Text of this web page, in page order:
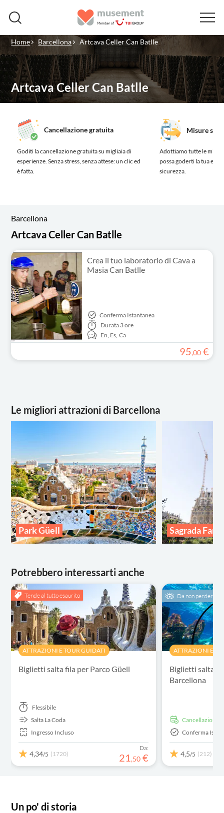
Home Barcellona Artcava Celler Can Batlle
Artcava Celler Can Batlle
Cancellazione gratuita
Goditi la cancellazione gratuita su migliaia di
esperienze. Senza stress, senza attese: un clic ed
è fatta.
Misure
Adottiamo tutte le
possa goderti la tua
sicurezza.
Barcellona
Artcava Celler Can Batlle
Crea il tuo laboratorio di Cava a
Masia Can Batlle
Conferma Istantanea
Durata 3 ore
En, Es, Ca
95,00 €
Le migliori attrazioni di Barcellona
Park Güell Sagrada
Potrebbero interessarti anche
Tende al tutto esaurito
ATTRAZIONI E TOUR GUIDATI
Biglietti salta fila per Parco Güell
Flessibile
Salta La Coda
Ingresso Incluso
4,34/5 (1720)
Da:
21,50 €
Da non perdere
ATTRAZIONI E
Biglietti salta
Barcellona
Cancellazione
Conferma
4,5/5 (212)
Un po' di storia